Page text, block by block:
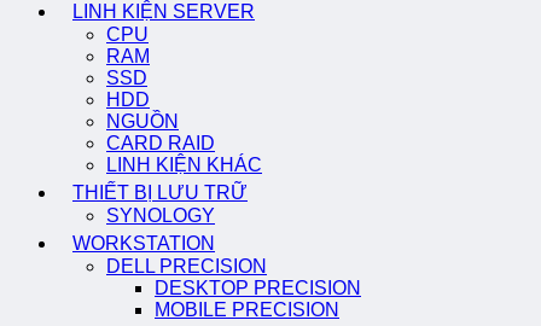
LINH KIỆN SERVER
CPU
RAM
SSD
HDD
NGUỒN
CARD RAID
LINH KIỆN KHÁC
THIẾT BỊ LƯU TRỮ
SYNOLOGY
WORKSTATION
DELL PRECISION
DESKTOP PRECISION
MOBILE PRECISION